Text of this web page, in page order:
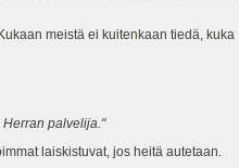
meistä ei kuitenkaan tiedä, kuka
palvelija."
laiskistuvat, jos heitä autetaan.